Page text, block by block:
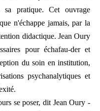
sa pratique. Cet ouvrage
n'échappe jamais, par la
didactique. Jean Oury
pour échafau-der et
du soin en institution,
psychanalytiques et
se poser, dit Jean Oury -